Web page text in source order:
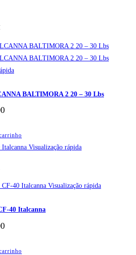
BALTIMORA 2 20 – 30 Lbs
Visualização rápida
Visualização rápida
40 Italcanna